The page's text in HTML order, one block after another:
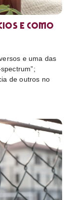
e como
e uma das
de outros no